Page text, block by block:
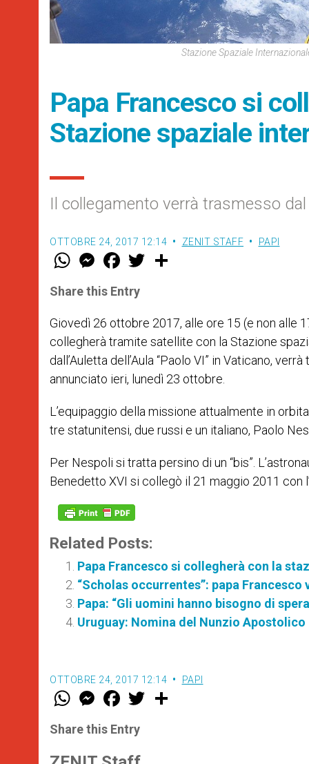
Stazione Spaziale
Papa Francesco si
Stazione spaziale
Il collegamento verrà trasmesso
OTTOBRE 24, 2017 12:14 ZENIT STAFF PAPI
W
t
s
p
p
M
e
s
e
g
e
r
F
a
e
b
o
k
w
r
Share this Entry
Giovedì 26 ottobre 2017, alle ore 15 (e non alle
collegherà tramite satellite con la Stazione
dall’Auletta dell’Aula “Paolo VI” in Vaticano,
annunciato ieri, lunedì 23 ottobre.
L’equipaggio della missione attualmente in
tre statunitensi, due russi e un italiano, Paolo
Per Nespoli si tratta persino di un “bis”.
Benedetto XVI si collegò il 21 maggio 2011 con
Related Posts:
Papa Francesco si collegherà con la
“Scholas occurrentes”: papa
Papa: “Gli uomini hanno bisogno di
Uruguay: Nomina del Nunzio Apostolico
OTTOBRE 24, 2017 12:14 PAPI
W
t
s
p
M
e
s
e
g
F
a
e
b
o
w
Share this Entry